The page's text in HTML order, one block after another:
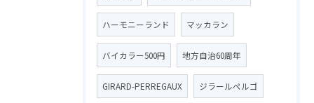
ハーモニーランド マッカラン
バイカラー500円 地方自治60周年
GIRARD-PERREGAUX ジラールペルゴ